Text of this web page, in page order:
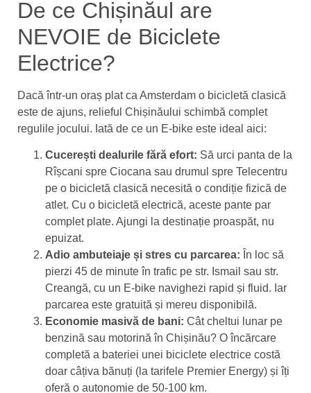
De ce Chișinăul are
NEVOIE de Biciclete
Electrice?
Dacă într-un oraș plat ca Amsterdam o bicicletă clasică
este de ajuns, relieful Chișinăului schimbă complet
regulile jocului. Iată de ce un E-bike este ideal aici:
Cucerești dealurile fără efort: Să urci panta de la
Rîșcani spre Ciocana sau drumul spre Telecentru
pe o bicicletă clasică necesită o condiție fizică de
atlet. Cu o bicicletă electrică, aceste pante par
complet plate. Ajungi la destinație proaspăt, nu
epuizat.
Adio ambuteiaje și stres cu parcarea: În loc să
pierzi 45 de minute în trafic pe str. Ismail sau str.
Creangă, cu un E-bike navighezi rapid și fluid. Iar
parcarea este gratuită și mereu disponibilă.
Economie masivă de bani: Cât cheltui lunar pe
benzină sau motorină în Chișinău? O încărcare
completă a bateriei unei biciclete electrice costă
doar câțiva bănuți (la tarifele Premier Energy) și îți
oferă o autonomie de 50-100 km.